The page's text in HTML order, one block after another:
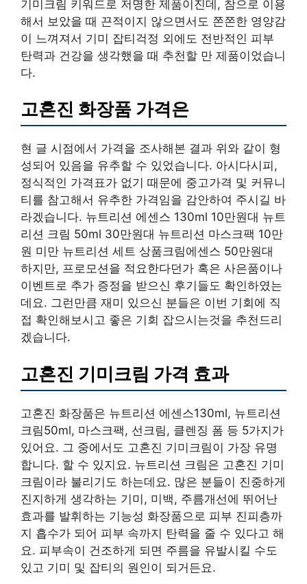
기미크림 키워드로 저명한 제품이진데, 참으로 이용
해서 보았을 때 끈적이지 않으면서도 쫀쫀한 영양감
이 느껴져서 기미 잡티걱정 외에도 전반적인 피부
탄력과 건강을 생각했을 때 추천할 만 제품이었습니
다.
고혼진 화장품 가격은
현 글 시점에서 가격을 조사해본 결과 위와 같이 형
성되어 있음을 유추할 수 있었습니다. 아시다시피,
정식적인 가격표가 없기 때문에 중고가격 및 커뮤니
티를 참고해서 유추한 가격임을 감안하여 주시길 바
라겠습니다. 뉴트리션 에센스 130ml 10만원대 뉴트
리션 크림 50ml 30만원대 뉴트리션 마스크팩 10만
원 미만 뉴트리션 세트 상품크림에센스 50만원대
하지만, 프로모션을 적요한다던가 혹은 사은품이나
이벤트로 추가 증정을 받으신 후기들도 확인하였는
데요. 그런만큼 재미 있으신 분들은 이번 기회에 직
접 확인해보시고 좋은 기회 잡으시는것을 추천드리
겠습니다.
고혼진 기미크림 가격 효과
고혼진 화장품은 뉴트리션 에센스130ml, 뉴트리션
크림50ml, 마스크팩, 선크림, 클렌징 폼 등 5가지가
있어요. 그 중에서도 고혼진 기미크림이 가장 유명
합니다. 할 수 있지요. 뉴트리션 크림은 고혼진 기미
크림이라 불리기도 하는데요. 많은 분들이 진중하게
진지하게 생각하는 기미, 미백, 주름개선에 뛰어난
효과를 발휘하는 기능성 화장품으로 피부 진피층까
지 흡수가 되어 피부 속까지 탄력을 줄 수 있다고 해
요. 피부속이 건조하게 되면 주름을 유발시킬 수도
있고 기미 및 잡티의 원인이 되거든요.